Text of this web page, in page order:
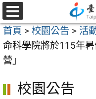
跳
至
主
要
內
區
選
單
首頁 > 校園公告 > 活
命科學院將於115年
營」
校園公告